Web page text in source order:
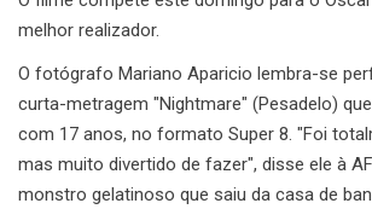
melhor realizador.
O fotógrafo Mariano Aparicio lembra-se
curta-metragem "Nightmare" (Pesadelo)
com 17 anos, no formato Super 8. "Foi
mas muito divertido de fazer", disse ele à
monstro gelatinoso que saiu da casa de